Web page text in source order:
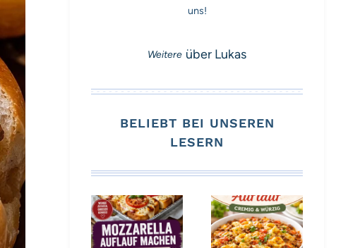
uns!
über Lukas
BELIEBT BEI UNSEREN
LESERN